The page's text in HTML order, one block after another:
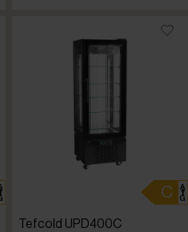
Tefcold UPD400C